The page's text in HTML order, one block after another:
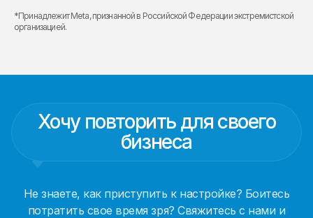
*Принадлежит Meta, признанной в Российской Федерации экстремистской
организацией.
Хочу повторить для своего
бизнеса
Не знаете, как приступить к настройке? Боитесь
потратить свое время зря? Свяжитесь с нами и